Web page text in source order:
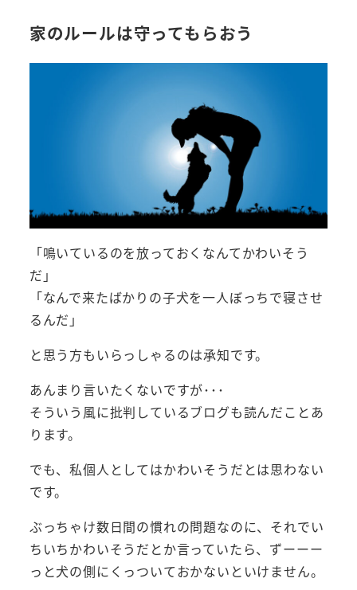
家のルールは守ってもらおう
「鳴いているのを放っておくなんてかわいそう
だ」
「なんで来たばかりの子犬を一人ぼっちで寝させ
るんだ」
と思う方もいらっしゃるのは承知です。
あんまり言いたくないですが･･･
そういう風に批判しているブログも読んだことあ
ります。
でも、私個人としてはかわいそうだとは思わない
です。
ぶっちゃけ数日間の慣れの問題なのに、それでい
ちいちかわいそうだとか言っていたら、ずーーー
っと犬の側にくっついておかないといけません。